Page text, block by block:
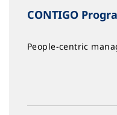
CONTIGO
People-centric